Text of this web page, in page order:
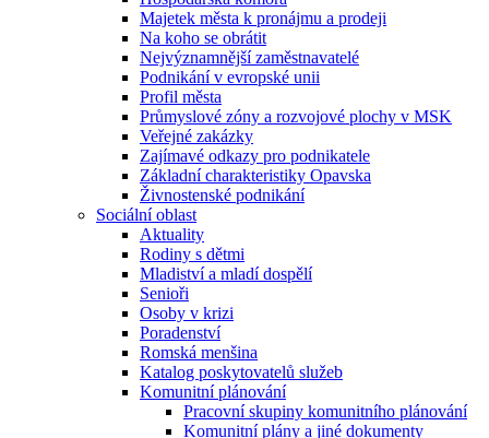
Majetek města k pronájmu a prodeji
Na koho se obrátit
Nejvýznamnější zaměstnavatelé
Podnikání v evropské unii
Profil města
Průmyslové zóny a rozvojové plochy v MSK
Veřejné zakázky
Zajímavé odkazy pro podnikatele
Základní charakteristiky Opavska
Živnostenské podnikání
Sociální oblast
Aktuality
Rodiny s dětmi
Mladiství a mladí dospělí
Senioři
Osoby v krizi
Poradenství
Romská menšina
Katalog poskytovatelů služeb
Komunitní plánování
Pracovní skupiny komunitního plánování
Komunitní plány a jiné dokumenty